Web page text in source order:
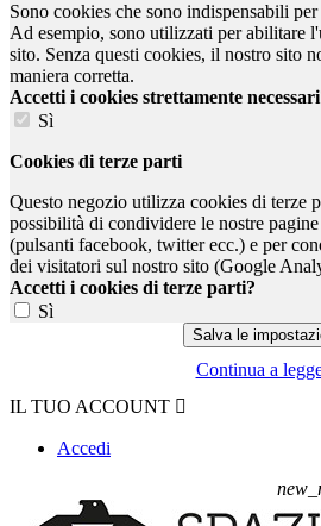
Sono cookies che sono indispensabili
Ad esempio, sono utilizzati per abilitare
sito. Senza questi cookies, il nostro sito
maniera corretta.
Accetti i cookies strettamente
Sì
Cookies di terze parti
Questo negozio utilizza cookies di terze
possibilità di condividere le nostre
(pulsanti facebook, twitter ecc.) e per
dei visitatori sul nostro sito (Google
Accetti i cookies di terze parti?
Sì
Continua a
IL TUO ACCOUNT 
Accedi